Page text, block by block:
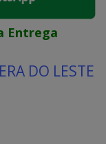
Entrega
DO LESTE